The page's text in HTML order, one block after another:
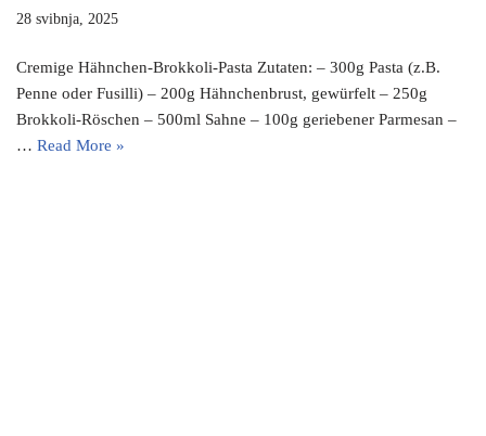
28 svibnja, 2025
Cremige Hähnchen-Brokkoli-Pasta Zutaten: – 300g Pasta (z.B.
Penne oder Fusilli) – 200g Hähnchenbrust, gewürfelt – 250g
Brokkoli-Röschen – 500ml Sahne – 100g geriebener Parmesan –
… Read More »